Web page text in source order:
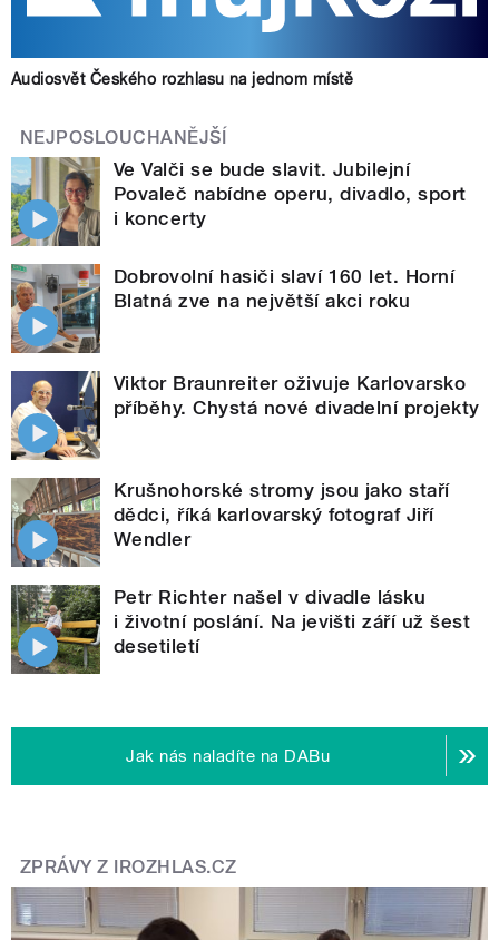
Audiosvět Českého rozhlasu na jednom místě
NEJPOSLOUCHANĚJŠÍ
Ve Valči se bude slavit. Jubilejní
Povaleč nabídne operu, divadlo, sport
i koncerty
Dobrovolní hasiči slaví 160 let. Horní
Blatná zve na největší akci roku
Viktor Braunreiter oživuje Karlovarsko
příběhy. Chystá nové divadelní projekty
Krušnohorské stromy jsou jako staří
dědci, říká karlovarský fotograf Jiří
Wendler
Petr Richter našel v divadle lásku
i životní poslání. Na jevišti září už šest
desetiletí
Jak nás naladíte na DABu
ZPRÁVY Z IROZHLAS.CZ